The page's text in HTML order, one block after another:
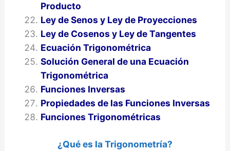
Producto
Ley de Senos y Ley de Proyecciones
Ley de Cosenos y Ley de Tangentes
Ecuación Trigonométrica
Solución General de una Ecuación
Trigonométrica
Funciones Inversas
Propiedades de las Funciones Inversas
Funciones Trigonométricas
¿Qué es la Trigonometría?